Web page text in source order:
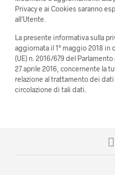
Privacy e ai Cookies saranno
all’Utente.
La presente informativa sulla
aggiornata il 1° maggio 2018
(UE) n. 2016/679 del
27 aprile 2016, concernente la
relazione al trattamento dei
circolazione di tali dati.